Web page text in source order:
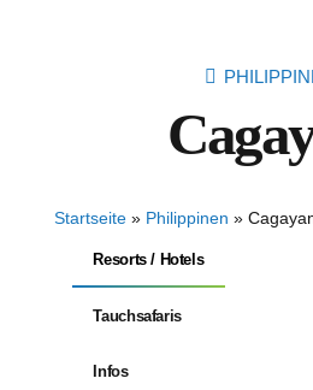
Startseite » Philippinen »
Resorts / Hotels
Tauchsafaris
Infos